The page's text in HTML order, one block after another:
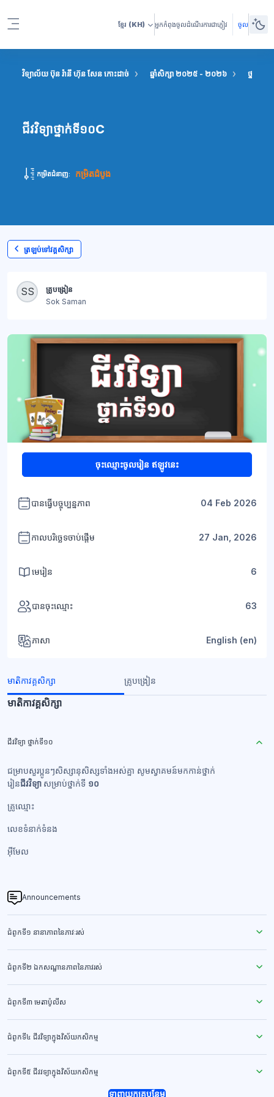
ខ្មែរ (KH) អ្នកកំពុងចូលដំណើរការជាភ្ញៀវ ចូល
វិទ្យាល័យ ប៊ុន រ៉ានី ហ៊ុន សែន កោះដាច់ ឆ្នាំសិក្សា ២០២៥ - ២០២៦ ថ្នាក់ទី ១
ជីវវិទ្យាថ្នាក់ទី១០C
កម្រិតជំនាញ: កម្រិតដំបូង
ត្រឡប់ទៅវគ្គសិក្សា
ប្លុក SS
គ្រូបង្រៀន
Sok Saman
ចុះឈ្មោះចូលរៀន ឥឡូវនេះ
បានធ្វើបច្ចុប្បន្នភាព 04 Feb 2026
កាលបរិច្ឆេទចាប់ផ្តើម 27 Jan, 2026
មេរៀន 6
បានចុះឈ្មោះ 63
ភាសា English ‎(en)‎
មាតិកាវគ្គសិក្សា គ្រូបង្រៀន
មាតិកាវគ្គសិក្សា
ជីវវិទ្យា ថ្នាក់ទី១០
ជម្រាបសួរប្អូនៗសិស្សានុសិស្សទាំងអស់គ្នា សូមស្វាគមន៍មកកាន់ថ្នាក់
រៀនជីវវិទ្យា សម្រាប់ថ្នាក់ទី ១០
គ្រូឈ្មោះ
លេខទំនាក់ទំនង​
អ៊ីមែល
Announcements
ជំពូកទី១ នានាភាពនៃភាវៈរស់
ជំពូកទី២ ឯកសណ្ឋានភាពនៃភាវរស់
ជំពូកទី៣ មេតាប៉ូលីស
ជំពូកទី៤ ជីវវិទ្យាក្នុងវិស័យកសិកម្ម
ជំពូកទី៥ ជីវវទ្យាក្នុងវិស័យកសិកម្ម
ទាញយកគ្រូបន្ថែម